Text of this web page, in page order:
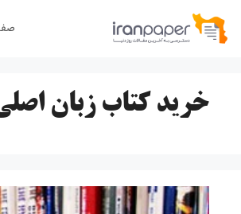
پرش
خرید کتاب زبان